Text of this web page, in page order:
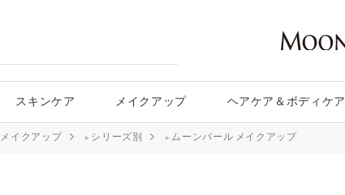
スキンケア メイクアップ ヘアケア＆ボディケア
メイクアップ » シリーズ別 » ムーンパール メイクアップ